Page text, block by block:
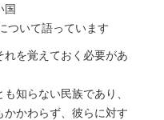
国
ついて語っています
れを覚えておく必要があ
知らない民族であり、
かわらず、彼らに対す